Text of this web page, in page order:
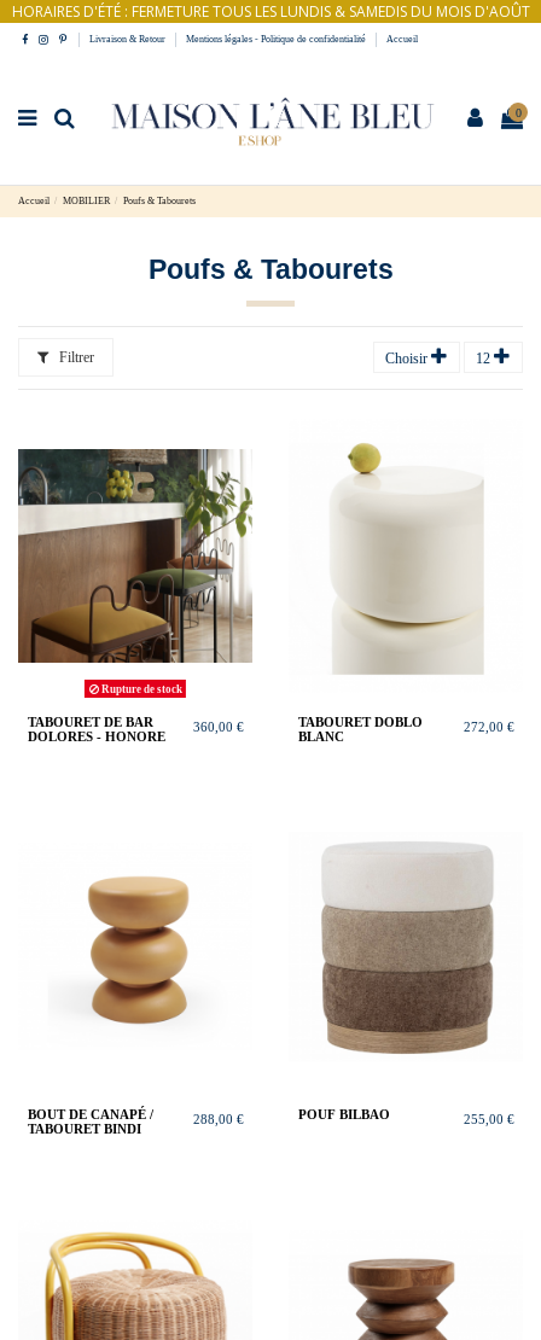
HORAIRES D'ÉTÉ : FERMETURE TOUS LES LUNDIS & SAMEDIS DU MOIS D'AOÛT
Livraison & Retour Mentions légales - Politique de confidentialité Accueil
0
Accueil MOBILIER Poufs & Tabourets
Poufs & Tabourets
Filtrer Choisir 12
Rupture de stock
TABOURET DE BAR
DOLORES - HONORE
360,00 €
TABOURET DOBLO
BLANC
272,00 €
BOUT DE CANAPÉ /
TABOURET BINDI
288,00 € POUF BILBAO 255,00 €